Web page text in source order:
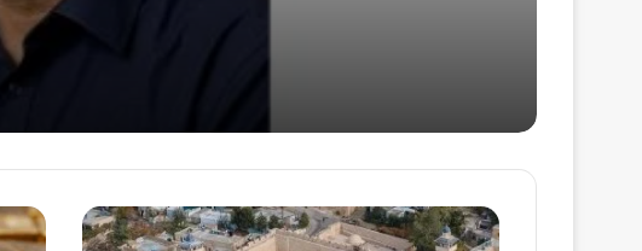
مدير
الحرم
آخر
تحديث